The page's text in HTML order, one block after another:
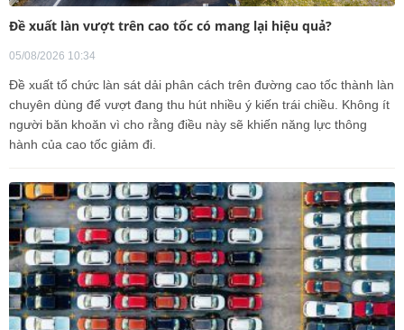
Đề xuất làn vượt trên cao tốc có mang lại hiệu quả?
05/08/2026 10:34
Đề xuất tổ chức làn sát dải phân cách trên đường cao tốc thành làn
chuyên dùng để vượt đang thu hút nhiều ý kiến trái chiều. Không ít
người băn khoăn vì cho rằng điều này sẽ khiến năng lực thông
hành của cao tốc giảm đi.